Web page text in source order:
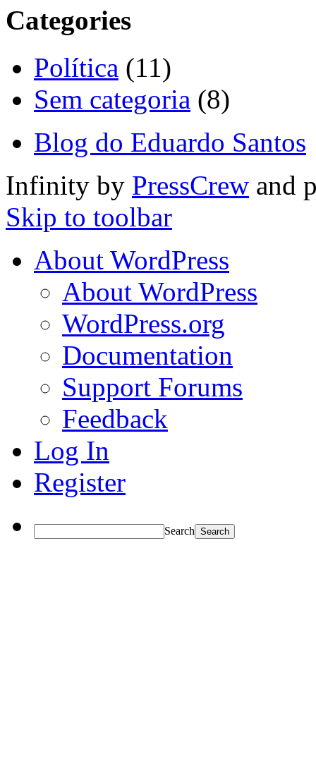
Categories
Política (11)
Sem categoria (8)
Blog do Eduardo Santos
Infinity by PressCrew and
Skip to toolbar
About WordPress
About WordPress
WordPress.org
Documentation
Support Forums
Feedback
Log In
Register
Search